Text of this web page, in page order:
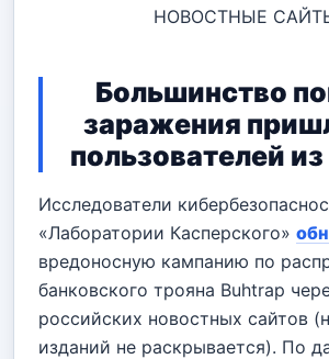
НОВОСТНЫЕ
Большинство
заражения
пользователей
Исследователи
«Лаборатории Касперского»
вредоносную кампанию по
банковского трояна Buhtrap
российских новостных сайтов
изданий не раскрывается). По